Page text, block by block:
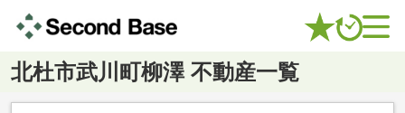
北杜市武川町柳澤 不動産一覧